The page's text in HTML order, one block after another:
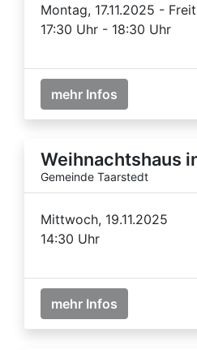
Montag, 17.11.2025 -
17:30 Uhr - 18:30 Uhr
mehr Infos
Weihnachtshaus
Gemeinde Taarstedt
Mittwoch, 19.11.2025
14:30 Uhr
mehr Infos